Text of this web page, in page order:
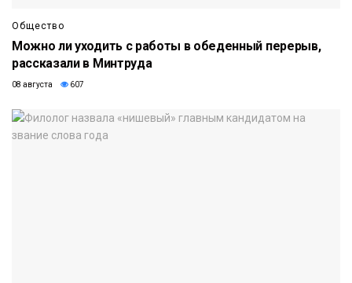
Общество
Можно ли уходить с работы в обеденный перерыв,
рассказали в Минтруда
08 августа 607